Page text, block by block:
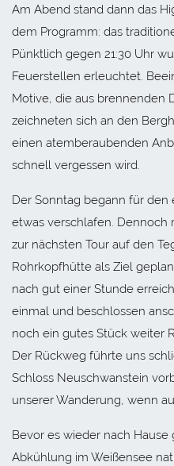
Am Abend stand dann das
dem Programm: das
Pünktlich gegen 21:30 Uhr
Feuerstellen erleuchtet.
Motive, die aus brennenden
zeichneten sich an den
einen atemberaubenden
schnell vergessen wird.
Der Sonntag begann für
etwas verschlafen. Dennoch
zur nächsten Tour auf den
Rohrkopfhütte als Ziel
nach gut einer Stunde
einmal und beschlossen
noch ein gutes Stück weiter
Der Rückweg führte uns
Schloss Neuschwanstein
unserer Wanderung, wenn
Bevor es wieder nach
Abkühlung im Weißensee